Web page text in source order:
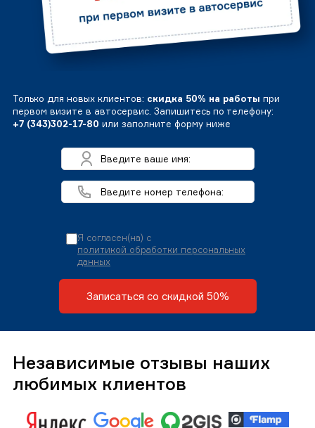
Только для новых клиентов: скидка 50% на работы при
первом визите в автосервис. Запишитесь по телефону:
+7 (343)302-17-80 или заполните форму ниже
Я согласен(на) с
политикой обработки персональных
данных
Записаться со скидкой 50%
Независимые отзывы наших
любимых клиентов